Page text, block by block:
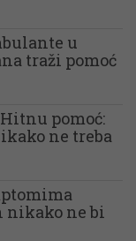
u
traži pomoć
pomoć:
ne treba
nikako ne bi